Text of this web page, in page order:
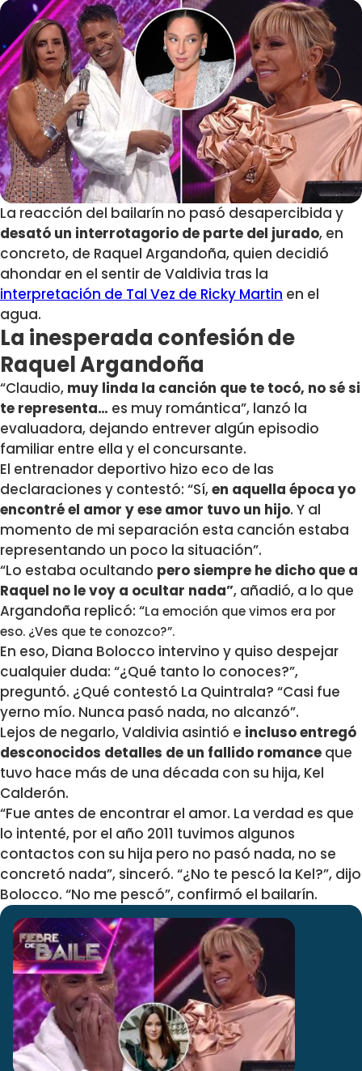
La reacción del bailarín no pasó desapercibida y
desató un interrotagorio de parte del jurado, en
concreto, de Raquel Argandoña, quien decidió
ahondar en el sentir de Valdivia tras la
interpretación de Tal Vez de Ricky Martin en el
agua.
La inesperada confesión de
Raquel Argandoña
“Claudio, muy linda la canción que te tocó, no sé si
te representa… es muy romántica”, lanzó la
evaluadora, dejando entrever algún episodio
familiar entre ella y el concursante.
El entrenador deportivo hizo eco de las
declaraciones y contestó: “Sí,en aquella época yo
encontré el amor y ese amor tuvo un hijo. Y al
momento de mi separación esta canción estaba
representando un poco la situación”.
“Lo estaba ocultando pero siempre he dicho que a
Raquel no le voy a ocultar nada”, añadió, a lo que
Argandoña replicó: “La emoción que vimos era por
eso. ¿Ves que te conozco?”.
En eso, Diana Bolocco intervino y quiso despejar
cualquier duda: “¿Qué tanto lo conoces?”,
preguntó. ¿Qué contestó La Quintrala? “Casi fue
yerno mío. Nunca pasó nada, no alcanzó”.
Lejos de negarlo, Valdivia asintió e incluso entregó
desconocidos detalles de un fallido romance que
tuvo hace más de una década con su hija, Kel
Calderón.
“Fue antes de encontrar el amor. La verdad es que
lo intenté, por el año 2011 tuvimos algunos
contactos con su hija pero no pasó nada, no se
concretó nada”, sinceró. “¿No te pescó la Kel?”, dijo
Bolocco. “No me pescó”, confirmó el bailarín.